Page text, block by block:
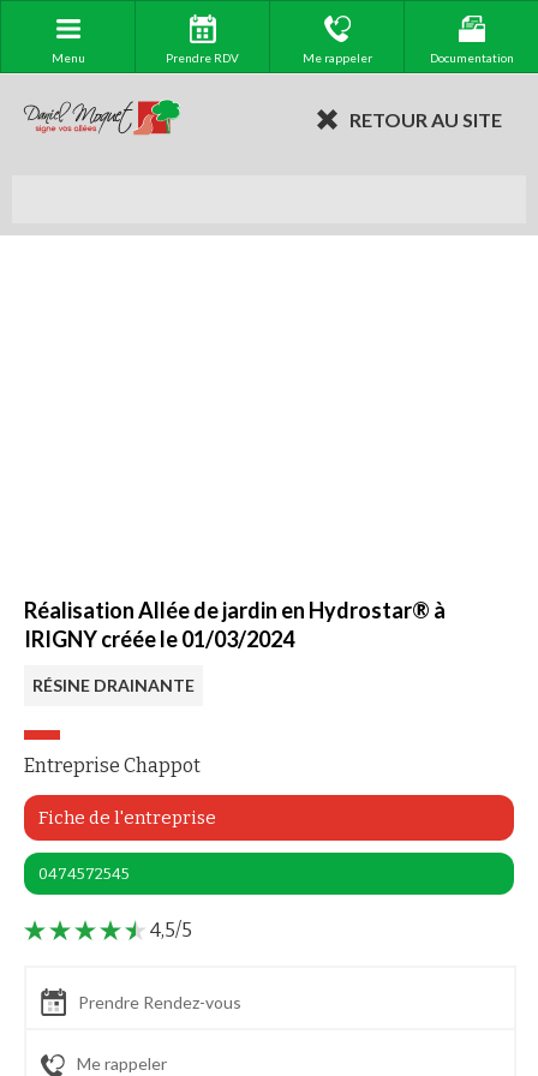
Menu Prendre RDV Me rappeler Documentation
RETOUR AU SITE
Réalisation Allée de jardin en Hydrostar® à
IRIGNY créée le 01/03/2024
RÉSINE DRAINANTE
Entreprise Chappot
Fiche de l'entreprise
0474572545
4,5/5
Prendre Rendez-vous
Me rappeler